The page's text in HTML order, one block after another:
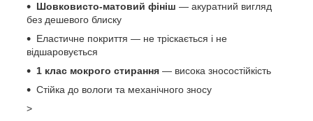
Шовковисто-матовий фініш — акуратний вигляд
без дешевого блиску
Еластичне покриття — не тріскається і не
відшаровується
1 клас мокрого стирання — висока зносостійкість
Стійка до вологи та механічного зносу
>